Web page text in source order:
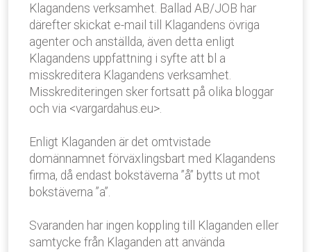
Klagandens verksamhet. Ballad AB/JOB har
därefter skickat e-mail till Klagandens övriga
agenter och anställda, även detta enligt
Klagandens uppfattning i syfte att bl a
misskreditera Klagandens verksamhet.
Misskrediteringen sker fortsatt på olika bloggar
och via <vargardahus.eu>.
Enligt Klaganden är det omtvistade
domännamnet förväxlingsbart med Klagandens
firma, då endast bokstäverna ”å” bytts ut mot
bokstäverna ”a”.
Svaranden har ingen koppling till Klaganden eller
samtycke från Klaganden att använda